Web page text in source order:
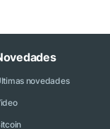
novedades